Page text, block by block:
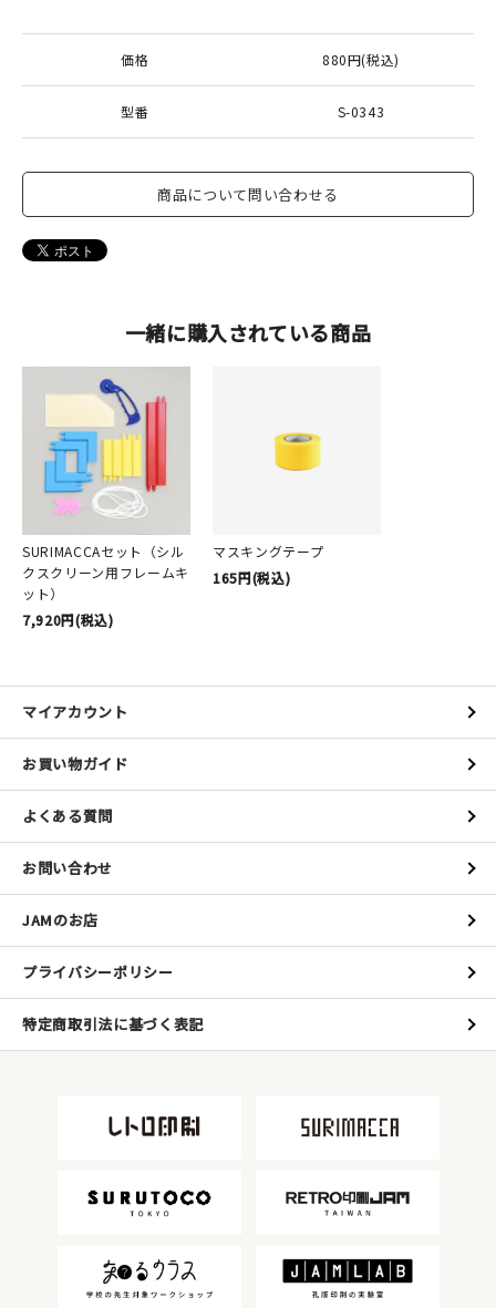
価格 880円(税込)
型番 S-0343
商品について問い合わせる
一緒に購入されている商品
SURIMACCAセット（シル
クスクリーン用フレームキ
ット）
7,920円(税込)
マスキングテープ
165円(税込)
マイアカウント
お買い物ガイド
よくある質問
お問い合わせ
JAMのお店
プライバシーポリシー
特定商取引法に基づく表記